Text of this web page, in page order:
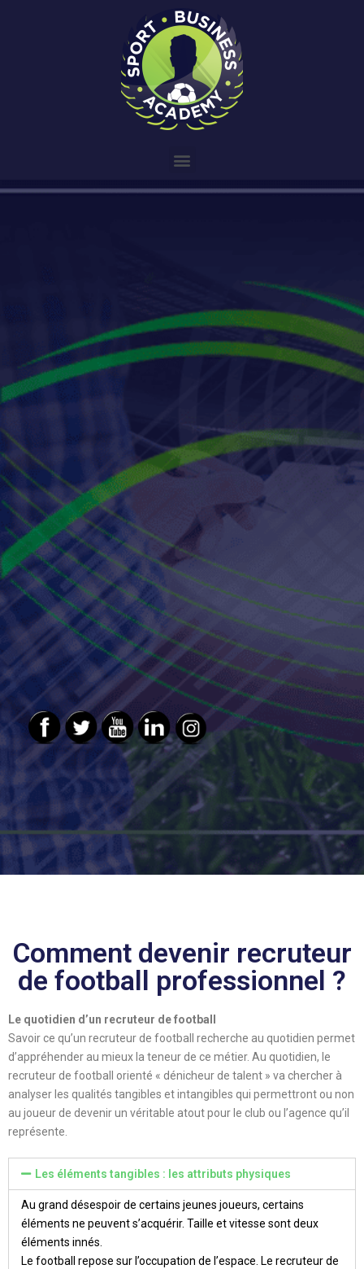
Comment devenir recruteur
de football professionnel ?
Le quotidien d’un recruteur de football
Savoir ce qu’un recruteur de football recherche au quotidien permet
d’appréhender au mieux la teneur de ce métier. Au quotidien, le
recruteur de football orienté « dénicheur de talent » va chercher à
analyser les qualités tangibles et intangibles qui permettront ou non
au joueur de devenir un véritable atout pour le club ou l’agence qu’il
représente.
Les éléments tangibles : les attributs physiques
Au grand désespoir de certains jeunes joueurs, certains
éléments ne peuvent s’acquérir. Taille et vitesse sont deux
éléments innés.
Le football repose sur l’occupation de l’espace. Le recruteur de